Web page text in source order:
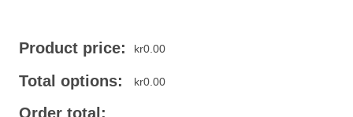
Product price: kr0.00
Total options: kr0.00
Order total: